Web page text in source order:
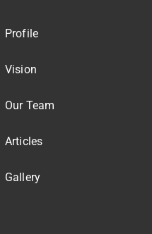
Profile
Vision
Our Team
Articles
Gallery